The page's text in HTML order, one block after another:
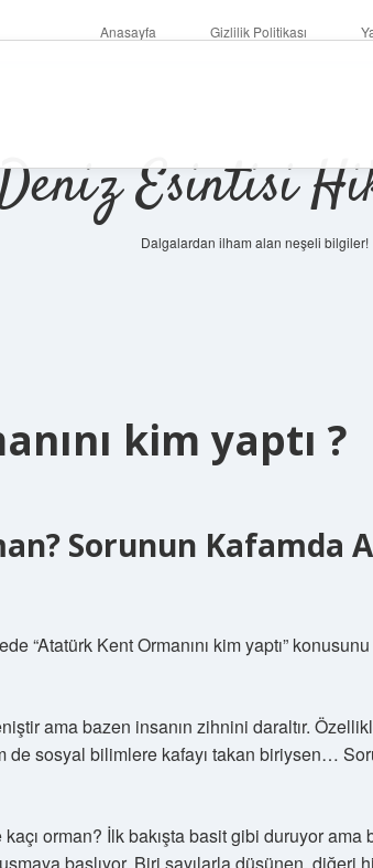
Anasayfa Gizlilik Politikası
Esintisi
Dalgalardan ilham alan neşeli bilgiler!
kim yaptı ?
Sorunun Kafamda
“Atatürk Kent Ormanını kim yaptı”
ama bazen insanın zihnini daraltır.
de sosyal bilimlere kafayı takan biriysen…
orman? İlk bakışta basit gibi duruyor ama